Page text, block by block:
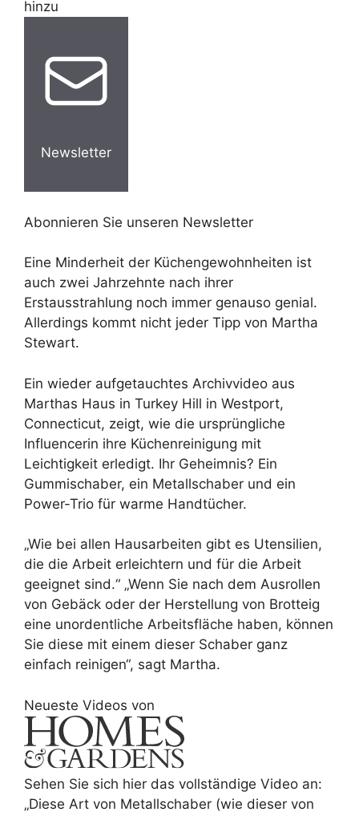
hinzu
Newsletter
Abonnieren Sie unseren Newsletter
Eine Minderheit der Küchengewohnheiten ist
auch zwei Jahrzehnte nach ihrer
Erstausstrahlung noch immer genauso genial.
Allerdings kommt nicht jeder Tipp von Martha
Stewart.
Ein wieder aufgetauchtes Archivvideo aus
Marthas Haus in Turkey Hill in Westport,
Connecticut, zeigt, wie die ursprüngliche
Influencerin ihre Küchenreinigung mit
Leichtigkeit erledigt. Ihr Geheimnis? Ein
Gummischaber, ein Metallschaber und ein
Power-Trio für warme Handtücher.
„Wie bei allen Hausarbeiten gibt es Utensilien,
die die Arbeit erleichtern und für die Arbeit
geeignet sind.“ „Wenn Sie nach dem Ausrollen
von Gebäck oder der Herstellung von Brotteig
eine unordentliche Arbeitsfläche haben, können
Sie diese mit einem dieser Schaber ganz
einfach reinigen“, sagt Martha.
Neueste Videos von
Sehen Sie sich hier das vollständige Video an:
„Diese Art von Metallschaber (wie dieser von